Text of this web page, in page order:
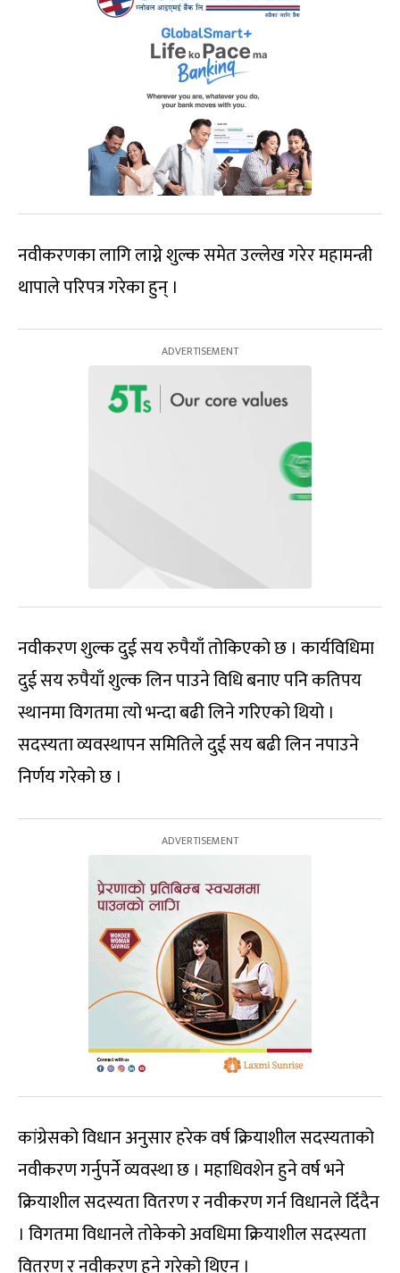
नवीकरणका लागि लाग्ने शुल्क समेत उल्लेख गरेर महामन्त्री
थापाले परिपत्र गरेका हुन् ।
नवीकरण शुल्क दुई सय रुपैयाँ तोकिएको छ । कार्यविधिमा
दुई सय रुपैयाँ शुल्क लिन पाउने विधि बनाए पनि कतिपय
स्थानमा विगतमा त्यो भन्दा बढी लिने गरिएको थियो ।
सदस्यता व्यवस्थापन समितिले दुई सय बढी लिन नपाउने
निर्णय गरेको छ ।
कांग्रेसको विधान अनुसार हरेक वर्ष क्रियाशील सदस्यताको
नवीकरण गर्नुपर्ने व्यवस्था छ । महाधिवशेन हुने वर्ष भने
क्रियाशील सदस्यता वितरण र नवीकरण गर्न विधानले दिँदैन
। विगतमा विधानले तोकेको अवधिमा क्रियाशील सदस्यता
वितरण र नवीकरण हुने गरेको थिएन ।